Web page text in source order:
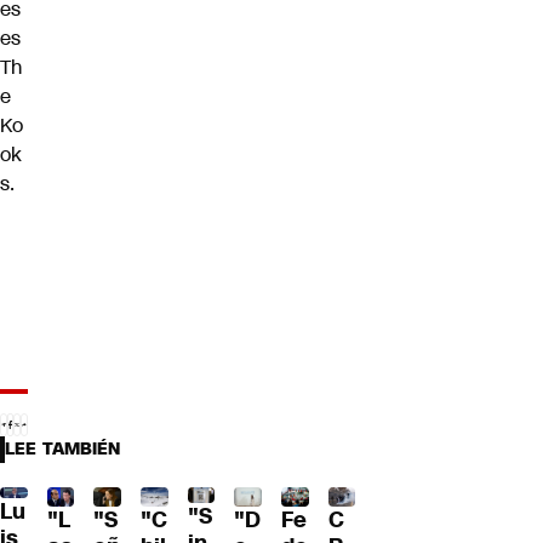
es
es
Th
e
Ko
ok
s.
LEE TAMBIÉN
Lu
"L
"S
"C
"S
"D
Fe
C